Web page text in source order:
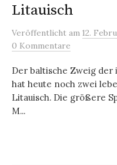
Litauisch
Veröffentlicht am 12.
0 Kommentare
Der baltische Zweig der
hat heute noch zwei
Litauisch. Die größere
M...